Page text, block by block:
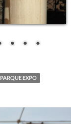
PARQUE EXPO